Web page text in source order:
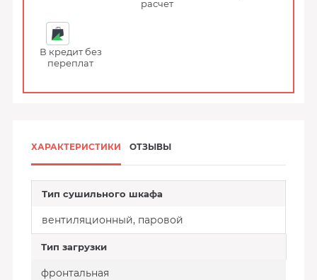
расчет
В кредит без
переплат
ХАРАКТЕРИСТИКИ ОТЗЫВЫ
Тип сушильного шкафа
вентиляционный, паровой
Тип загрузки
фронтальная